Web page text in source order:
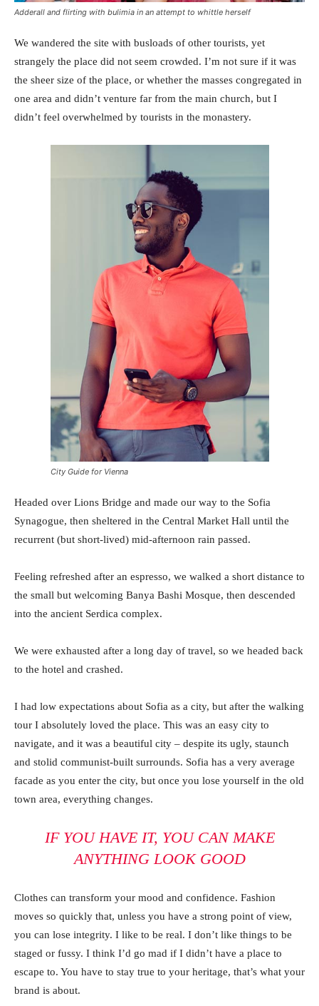
Adderall and flirting with bulimia in an attempt to whittle herself
We wandered the site with busloads of other tourists, yet
strangely the place did not seem crowded. I’m not sure if it was
the sheer size of the place, or whether the masses congregated in
one area and didn’t venture far from the main church, but I
didn’t feel overwhelmed by tourists in the monastery.
City Guide for Vienna
Headed over Lions Bridge and made our way to the Sofia
Synagogue, then sheltered in the Central Market Hall until the
recurrent (but short-lived) mid-afternoon rain passed.
Feeling refreshed after an espresso, we walked a short distance to
the small but welcoming Banya Bashi Mosque, then descended
into the ancient Serdica complex.
We were exhausted after a long day of travel, so we headed back
to the hotel and crashed.
I had low expectations about Sofia as a city, but after the walking
tour I absolutely loved the place. This was an easy city to
navigate, and it was a beautiful city – despite its ugly, staunch
and stolid communist-built surrounds. Sofia has a very average
facade as you enter the city, but once you lose yourself in the old
town area, everything changes.
IF YOU HAVE IT, YOU CAN MAKE
ANYTHING LOOK GOOD
Clothes can transform your mood and confidence. Fashion
moves so quickly that, unless you have a strong point of view,
you can lose integrity. I like to be real. I don’t like things to be
staged or fussy. I think I’d go mad if I didn’t have a place to
escape to. You have to stay true to your heritage, that’s what your
brand is about.